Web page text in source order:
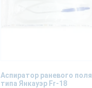
Аспиратор раневого поля
типа Янкауэр Fr-18